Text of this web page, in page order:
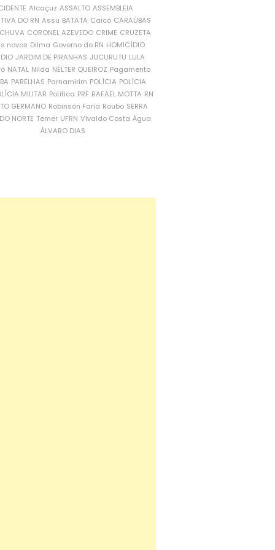
Alcaçuz ASSALTO ASSEMBLEIA
DO RN Assu BATATA Caicó CARAÚBAS
CORONEL AZEVEDO CRIME CRUZETA
novos Dilma Governo do RN HOMICÍDIO
JARDIM DE PIRANHAS JUCURUTU LULA
NATAL Nilda NÉLTER QUEIROZ Pagamento
PARELHAS Parnamirim POLÍCIA POLÍCIA
MILITAR Política PRF RAFAEL MOTTA RN
GERMANO Robinson Faria Roubo SERRA
NORTE Temer UFRN Vivaldo Costa Água
ÁLVARO DIAS